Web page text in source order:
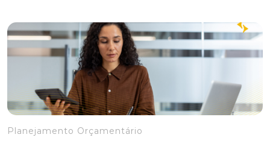
Planejamento Orçamentário